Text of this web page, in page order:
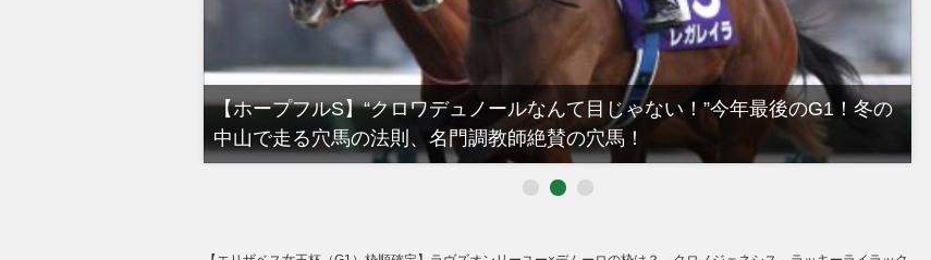
【ホープフルS】“クロワデュノールなんて目じゃない！”今年最後のG1！冬の
中山で走る穴馬の法則、名門調教師絶賛の穴馬！